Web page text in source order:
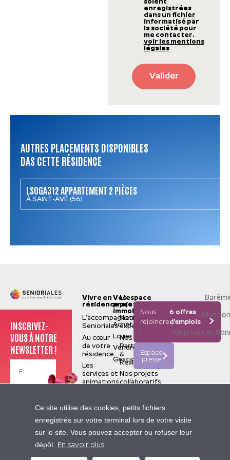
soient
enregistrées
dans un fichier
informatisé par
la société pour
me contacter.
voir les mentions
légales
Valider
AUTRES PLACEMENTS DISPONIBLES
DAS CETTE RÉSIDENCE
LSOGA312 APPARTEMENT 2 PIÈCES
À SAINT-AVÉ (56)
INSCRIVEZ-
VOUS À NOTRE
NEWSLETTER !
Je m'inscris
Contactez-nous
Vivre en
résidence
L’accompagnement
Senioriales
Au cœur
de votre
résidence
Les
services et
animations
nous ?
Construire
Vos
projets
immobiliers
Acheter
Louer
Vendre
Gestion
L'espace
pro
Notre
expertise
Nos
Partenaires
&
Réalisations
Nos projets
collaboratifs
de terrain
Nos
sites
Pierre
Nous
rejoindre
:
6 offres
d'emplois
Espace
presse
Vie privée et
Ce site utilise des cookies, petits fichiers
enregistrés sur votre terminal lors de votre visite
sur le site. Vous pouvez accepter ou refuser leur
dépôt. En savoir plus